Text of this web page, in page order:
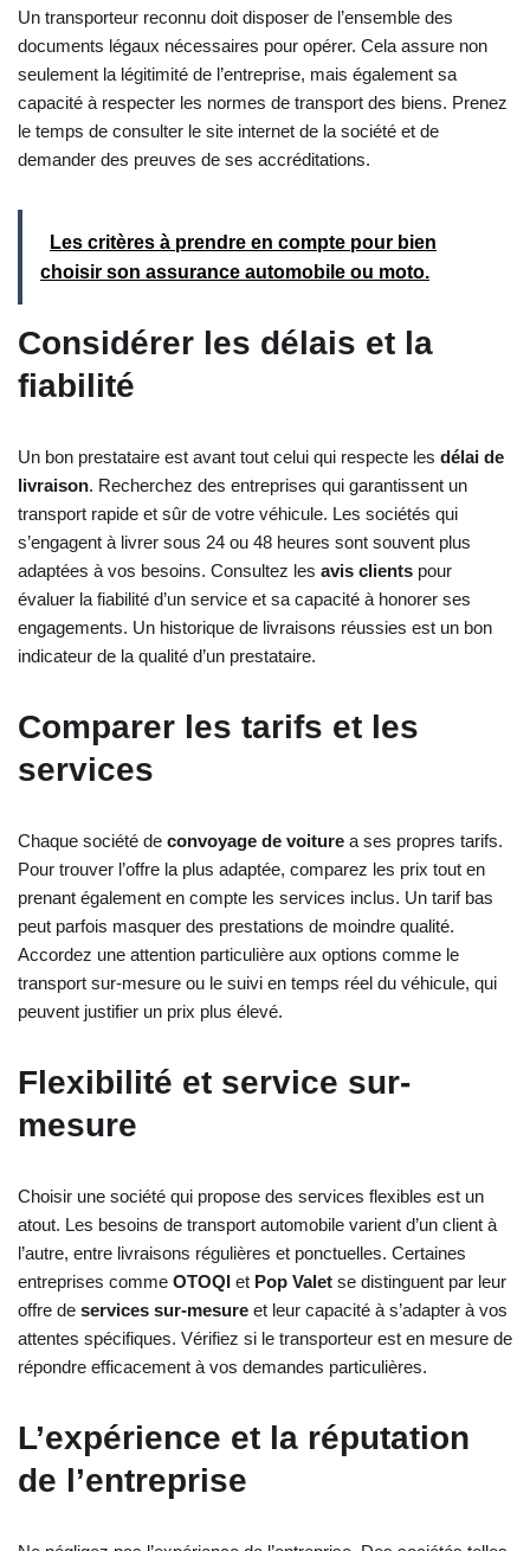
Un transporteur reconnu doit disposer de l’ensemble des
documents légaux nécessaires pour opérer. Cela assure non
seulement la légitimité de l’entreprise, mais également sa
capacité à respecter les normes de transport des biens. Prenez
le temps de consulter le site internet de la société et de
demander des preuves de ses accréditations.
Les critères à prendre en compte pour bien
choisir son assurance automobile ou moto.
Considérer les délais et la
fiabilité
Un bon prestataire est avant tout celui qui respecte les délai de
livraison. Recherchez des entreprises qui garantissent un
transport rapide et sûr de votre véhicule. Les sociétés qui
s’engagent à livrer sous 24 ou 48 heures sont souvent plus
adaptées à vos besoins. Consultez les avis clients pour
évaluer la fiabilité d’un service et sa capacité à honorer ses
engagements. Un historique de livraisons réussies est un bon
indicateur de la qualité d’un prestataire.
Comparer les tarifs et les
services
Chaque société de convoyage de voiture a ses propres tarifs.
Pour trouver l’offre la plus adaptée, comparez les prix tout en
prenant également en compte les services inclus. Un tarif bas
peut parfois masquer des prestations de moindre qualité.
Accordez une attention particulière aux options comme le
transport sur-mesure ou le suivi en temps réel du véhicule, qui
peuvent justifier un prix plus élevé.
Flexibilité et service sur-
mesure
Choisir une société qui propose des services flexibles est un
atout. Les besoins de transport automobile varient d’un client à
l’autre, entre livraisons régulières et ponctuelles. Certaines
entreprises comme OTOQI et Pop Valet se distinguent par leur
offre de services sur-mesure et leur capacité à s’adapter à vos
attentes spécifiques. Vérifiez si le transporteur est en mesure de
répondre efficacement à vos demandes particulières.
L’expérience et la réputation
de l’entreprise